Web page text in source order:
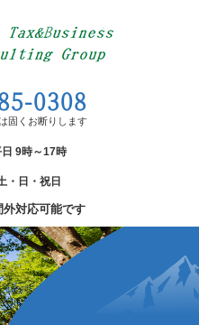
0308
固くお断りします
9時～17時
・日・祝日
対応可能です